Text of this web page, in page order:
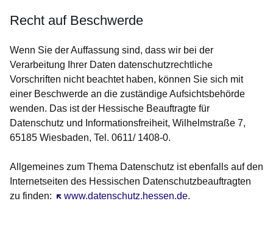
Recht auf Beschwerde
Wenn Sie der Auffassung sind, dass wir bei der
Verarbeitung Ihrer Daten datenschutzrechtliche
Vorschriften nicht beachtet haben, können Sie sich mit
einer Beschwerde an die zuständige Aufsichtsbehörde
wenden. Das ist der Hessische Beauftragte für
Datenschutz und Informationsfreiheit, Wilhelmstraße 7,
65185 Wiesbaden, Tel. 0611/ 1408-0.
Allgemeines zum Thema Datenschutz ist ebenfalls auf den
Internetseiten des Hessischen Datenschutzbeauftragten
zu finden:
www.datenschutz.hessen.de
Öffnet sich in einem neuen Fenster
.